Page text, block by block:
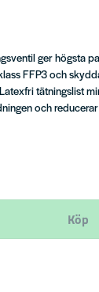
ger högsta
FFP3 och
tätningslist
och
Köp